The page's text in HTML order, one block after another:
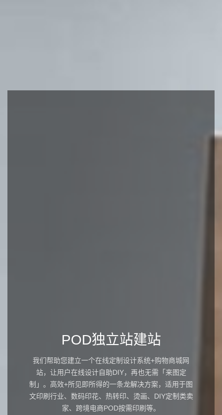
POD独立站建站
我们帮助您建立一个在线定制设计系统+购物商城网
站，让用户在线设计自助DIY，再也无需「来图定
制」。高效+所见即所得的一条龙解决方案，适用于图
文印刷行业、数码印花、热转印、烫画、DIY定制类卖
家、跨境电商POD按需印刷等。